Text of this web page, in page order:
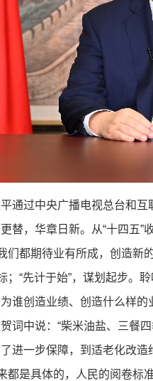
通过中央广播电视总台和
，华章日新。从“十四五”
都期待业有所成，创造新
“先计于始”，谋划起步。
创造业绩、创造什么样的
中说：“柴米油盐、三餐四
一步保障，到适老化改造
是具体的，人民的阅卷标